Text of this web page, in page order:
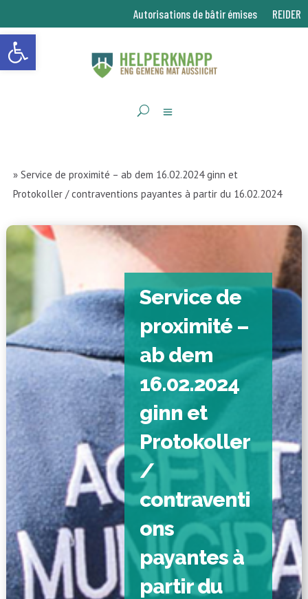
Ouvrir la barre d’outils
Autorisations de bâtir émises REIDER
» Service de proximité – ab dem 16.02.2024 ginn et
Protokoller / contraventions payantes à partir du 16.02.2024
Service de
proximité –
ab dem
16.02.2024
ginn et
Protokoller
/
contraventi
ons
payantes à
partir du